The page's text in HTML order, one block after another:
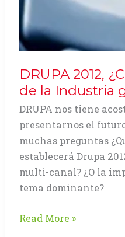
DRUPA 2012,
de la Industria
DRUPA nos tiene
presentarnos el
muchas preguntas
establecerá Drupa
multi-canal? ¿O la
tema dominante?
DRUPA
Read More »